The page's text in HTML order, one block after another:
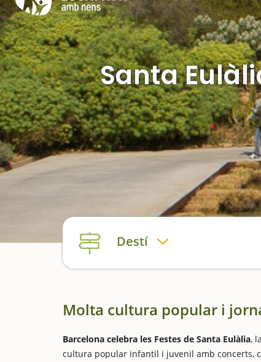
Santa
Destí
Molta cultura popular i
Barcelona celebra les Festes de Santa Eulàlia,
cultura popular infantil i juvenil amb concerts,